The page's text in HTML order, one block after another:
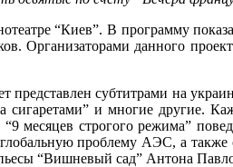
“Киев”. В программу
Организаторами данного
субтитрами на
сигаретами” и многие другие.
месяцев строгого режима”
проблему АЭС, а
“Вишневый сад” Антона